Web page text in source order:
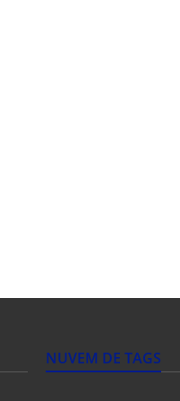
NUVEM DE TAGS